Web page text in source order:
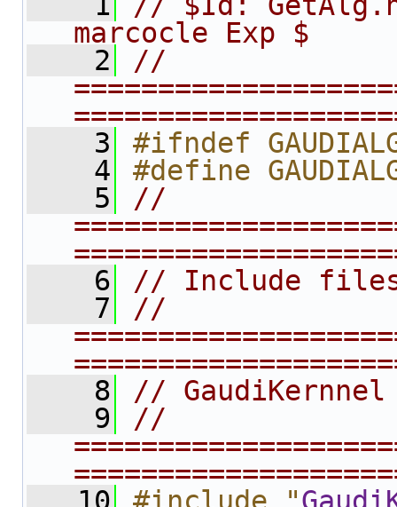
marcocle Exp $
    2
//
    3
#ifndef
    4
#define
    5
//
    6
// Include
    7
//
    8
// GaudiKernnel
    9
//